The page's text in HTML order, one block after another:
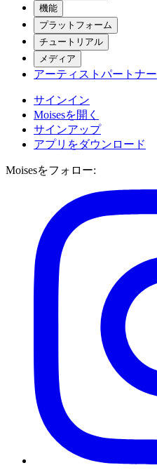
機能
プラットフォーム
チュートリアル
メディア
アーティストパートナー
サインイン
Moisesを開く
サインアップ
アプリをダウンロード
Moisesをフォロー: